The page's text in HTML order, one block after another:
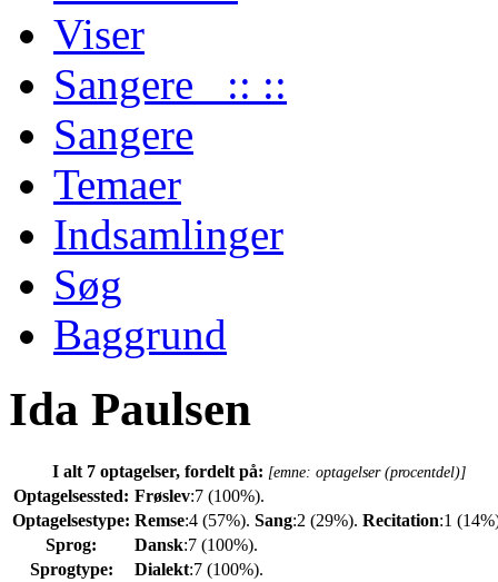
Viser
Sangere :: ::
Sangere
Temaer
Indsamlinger
Søg
Baggrund
Ida Paulsen
I alt 7 optagelser, fordelt på: [emne: optagelser (procentdel)]
Optagelsessted: Frøslev:7 (100%).
Optagelsestype: Remse:4 (57%). Sang:2 (29%). Recitation:1
Sprog:
Dansk:7 (100%).
Sprogtype:
Dialekt:7 (100%).